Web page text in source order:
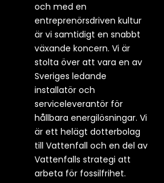
och med en
entreprenörsdriven kultur
är vi samtidigt en snabbt
växande koncern. Vi är
stolta över att vara en av
Sveriges ledande
installatör och
serviceleverantör för
hållbara energilösningar. Vi
är ett helägt dotterbolag
till Vattenfall och en del av
Vattenfalls strategi att
arbeta för fossilfrihet.